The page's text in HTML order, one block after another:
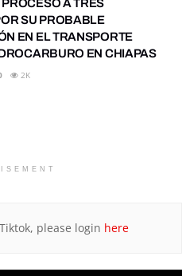
A TRES
SU PROBABLE
EN EL TRANSPORTE
EN CHIAPAS
2K
please login here